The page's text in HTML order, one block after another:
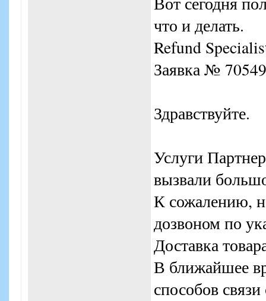
что и делать.
Refund
Заявка №
Здравствуйте.
Услуги
вызвали
К сожалению,
дозвоном по
Доставка
В ближайшее
способов